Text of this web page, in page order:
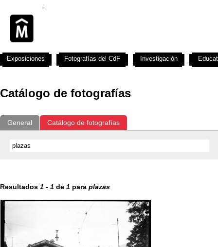
Catálogo de fotografías
General Catálogo de fotografías
Resultados 1 - 1 de 1 para plazas
Exposiciones Fotografías del CdF Investigación